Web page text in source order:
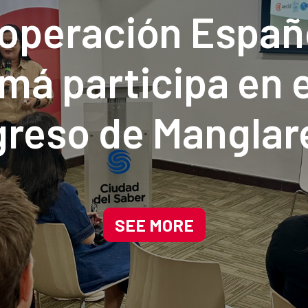
participa en
de
impulsando
en la
SEE MORE